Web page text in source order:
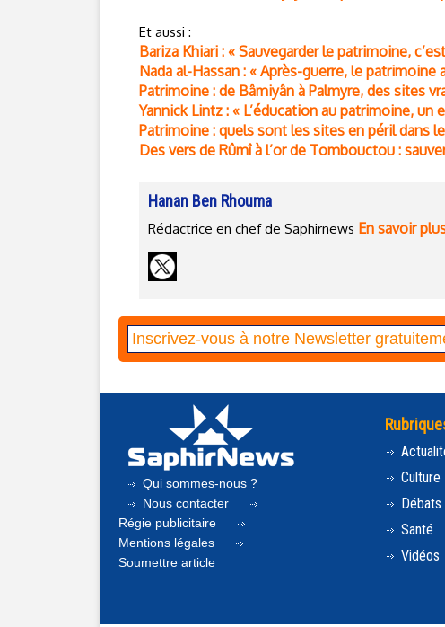
Et aussi :
Bariza Khiari : « Sauvegarder le patrimoine,
Nada al-Hassan : « Après-guerre, le
Patrimoine : de Bâmiyân à Palmyre, des sites
Yannick Lintz : « L’éducation au patrimoine,
Patrimoine : quels sont les sites en péril dans
Des vers de Rûmî à l’or de Tombouctou :
Hanan Ben Rhouma
Rédactrice en chef de Saphirnews En savoir
Qui sommes-nous ?
Nous contacter
Régie publicitaire
Mentions légales
Soumettre article
Culture
Débats
Santé
Vidéos